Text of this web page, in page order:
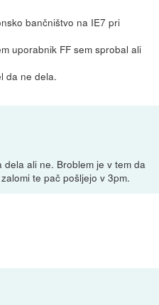
bančništvo na IE7 pri
uporabnik FF sem sprobal ali
da ne dela.
ali ne. Broblem je v tem da
te pač pošljejo v 3pm.